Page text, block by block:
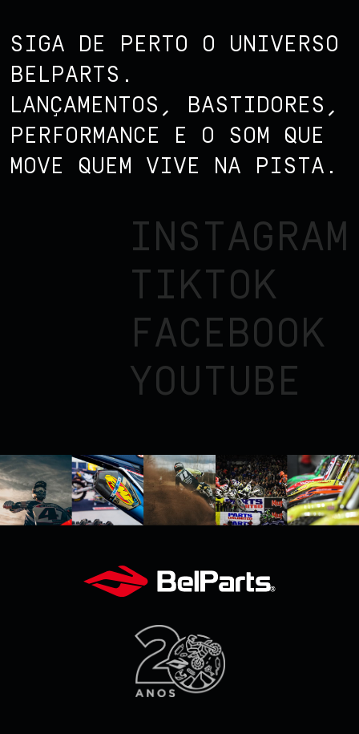
SIGA DE PERTO O UNIVERSO
BELPARTS.
LANÇAMENTOS, BASTIDORES,
PERFORMANCE E O SOM QUE
MOVE QUEM VIVE NA PISTA.
INSTAGRAM
TIKTOK
FACEBOOK
YOUTUBE